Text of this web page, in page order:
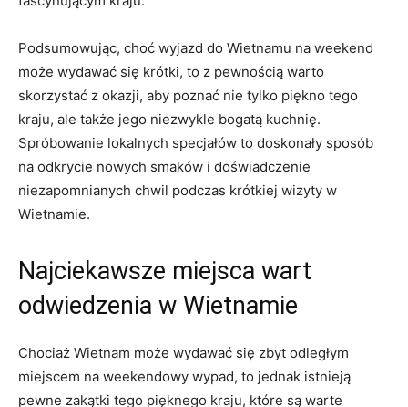
Podsumowując, choć wyjazd do Wietnamu na weekend⁣
może wydawać się krótki,​ to z pewnością warto
skorzystać‍ z okazji,‌ aby poznać ‍nie tylko​ piękno ‍tego‌
kraju, ale także jego niezwykle bogatą‌ kuchnię.
Spróbowanie ⁤lokalnych specjałów to‍ doskonały sposób
na odkrycie nowych smaków i‌ doświadczenie
niezapomnianych chwil podczas ​krótkiej ‌wizyty w
Wietnamie.
Najciekawsze miejsca wart
odwiedzenia w Wietnamie
Chociaż Wietnam może ‌wydawać się zbyt odległym
miejscem ‍na ‍weekendowy wypad, to ‌jednak istnieją
pewne‍ zakątki ‌tego pięknego kraju,⁣ które⁣ są warte